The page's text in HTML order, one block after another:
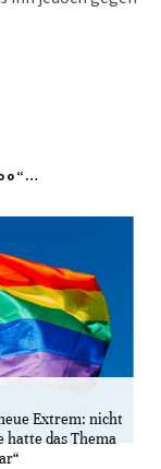
Extrem: nicht
hatte das Thema